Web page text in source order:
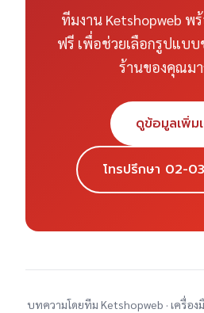
ทีมงาน Ketshopweb พ
ฟรี เพื่อช่วยเลือกรูปแบ
ร้านของคุณม
ดูข้อมูลเพิ่ม
โทรปรึกษา 02-
บทความโดยทีม Ketshopweb · เครื่อ